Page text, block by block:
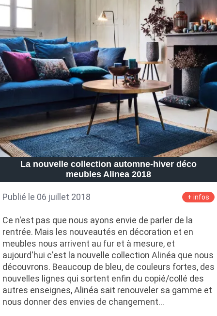
La nouvelle collection automne-hiver déco
meubles Alinea 2018
Publié le 06 juillet 2018 + infos
Ce n'est pas que nous ayons envie de parler de la
rentrée. Mais les nouveautés en décoration et en
meubles nous arrivent au fur et à mesure, et
aujourd'hui c'est la nouvelle collection Alinéa que nous
découvrons. Beaucoup de bleu, de couleurs fortes, des
nouvelles lignes qui sortent enfin du copié/collé des
autres enseignes, Alinéa sait renouveler sa gamme et
nous donner des envies de changement…